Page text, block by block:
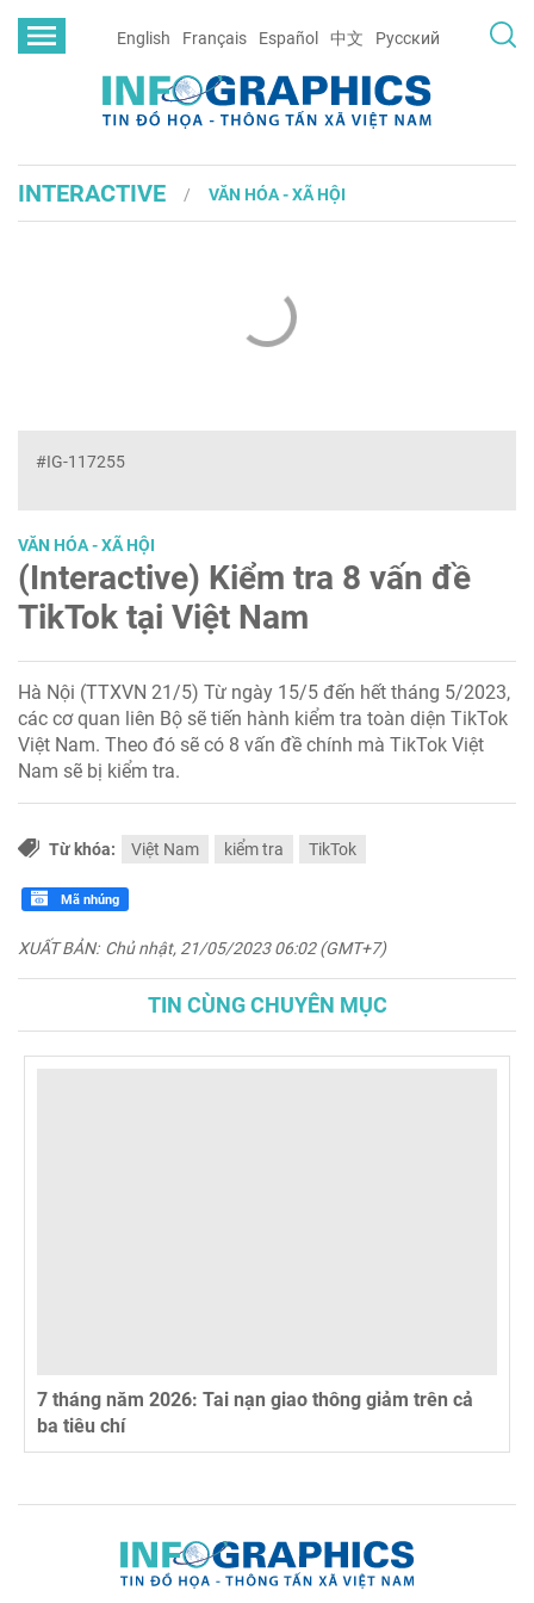
English Français Español 中文 Русский
INTERACTIVE VĂN HÓA - XÃ HỘI
#IG-117255
VĂN HÓA - XÃ HỘI
(Interactive) Kiểm tra 8 vấn đề
TikTok tại Việt Nam
Hà Nội (TTXVN 21/5) Từ ngày 15/5 đến hết tháng 5/2023,
các cơ quan liên Bộ sẽ tiến hành kiểm tra toàn diện TikTok
Việt Nam. Theo đó sẽ có 8 vấn đề chính mà TikTok Việt
Nam sẽ bị kiểm tra.
Từ khóa: Việt Nam kiểm tra TikTok
Mã nhúng
XUẤT BẢN: Chủ nhật, 21/05/2023 06:02 (GMT+7)
TIN CÙNG CHUYÊN MỤC
7 tháng năm 2026: Tai nạn giao thông giảm trên cả
ba tiêu chí